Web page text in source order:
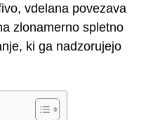
vdelana povezava
zlonamerno spletno
ki ga nadzorujejo